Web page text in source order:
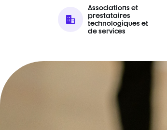
Associations et
prestataires
technologiques et
de services